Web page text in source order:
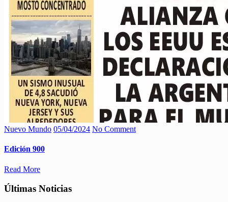
Nuevo Mundo 05/04/2024 No Comment
Edición 900
Read More
Últimas Noticias